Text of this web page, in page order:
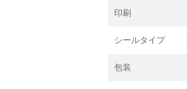
印刷
シールタイプ
包装